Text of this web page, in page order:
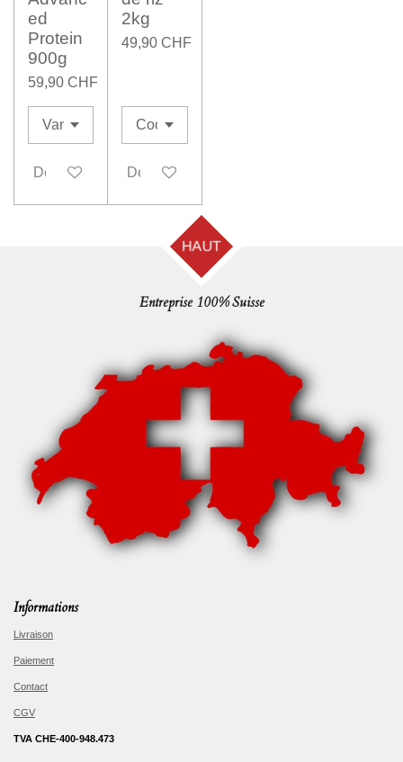
ed
Protein
900g
59,90 CHF
Désactivé
2kg
49,90 CHF
Désactivé
HAUT
Entreprise 100% Suisse
Informations
Livraison
Paiement
Contact
CGV
TVA CHE-400-948.473